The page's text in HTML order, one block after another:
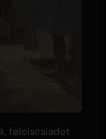
følelsesladet